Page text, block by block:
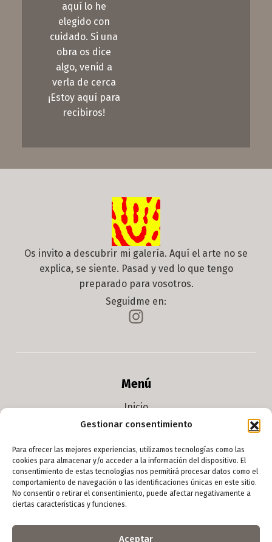
Gestionar consentimiento
Para ofrecer las mejores experiencias, utilizamos tecnologías como las
cookies para almacenar y/o acceder a la información del dispositivo. El
consentimiento de estas tecnologías nos permitirá procesar datos como el
comportamiento de navegación o las identificaciones únicas en este sitio.
No consentir o retirar el consentimiento, puede afectar negativamente a
ciertas características y funciones.
Aceptar
aquí lo he
elegido con
cuidado. Si una
obra os dice
algo, venid a
verla de cerca
¡Estoy aquí para
recibiros!
Os invito a descubrir mi galería. Aquí el arte no se
explica, se siente. Pasad y ved lo que tengo
preparado para vosotros.
Seguidme en:
Menú
Inicio
Arte digital
Escultura
Foto
Yoso
Contacto